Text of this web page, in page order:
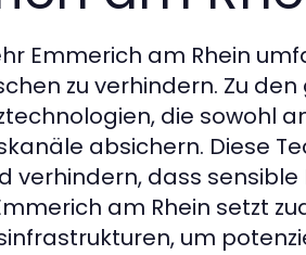
Emmerich am Rhein
zu verhindern. Zu
die sowohl
absichern. Diese
verhindern, dass
am Rhein setzt
um